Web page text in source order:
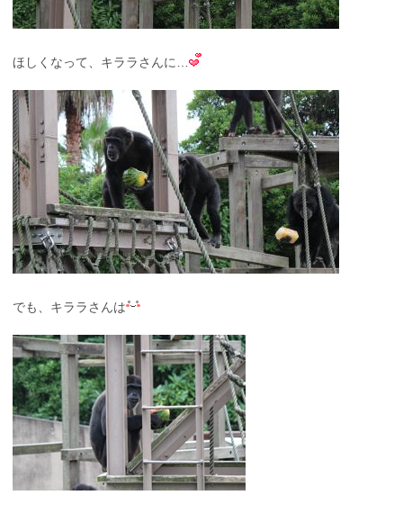
ほしくなって、キララさんに…
でも、キララさんは